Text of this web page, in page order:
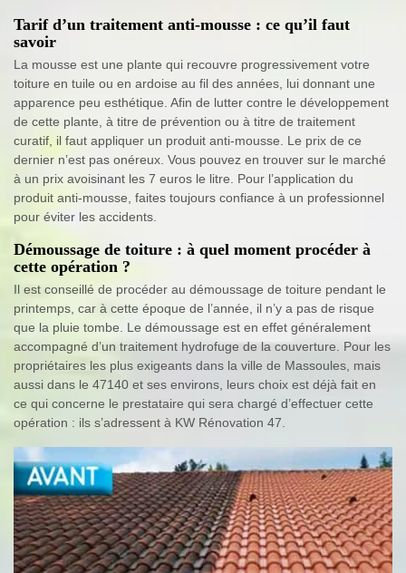
Tarif d’un traitement anti-mousse : ce qu’il faut
savoir
La mousse est une plante qui recouvre progressivement votre
toiture en tuile ou en ardoise au fil des années, lui donnant une
apparence peu esthétique. Afin de lutter contre le développement
de cette plante, à titre de prévention ou à titre de traitement
curatif, il faut appliquer un produit anti-mousse. Le prix de ce
dernier n’est pas onéreux. Vous pouvez en trouver sur le marché
à un prix avoisinant les 7 euros le litre. Pour l’application du
produit anti-mousse, faites toujours confiance à un professionnel
pour éviter les accidents.
Démoussage de toiture : à quel moment procéder à
cette opération ?
Il est conseillé de procéder au démoussage de toiture pendant le
printemps, car à cette époque de l’année, il n’y a pas de risque
que la pluie tombe. Le démoussage est en effet généralement
accompagné d’un traitement hydrofuge de la couverture. Pour les
propriétaires les plus exigeants dans la ville de Massoules, mais
aussi dans le 47140 et ses environs, leurs choix est déjà fait en
ce qui concerne le prestataire qui sera chargé d’effectuer cette
opération : ils s’adressent à KW Rénovation 47.